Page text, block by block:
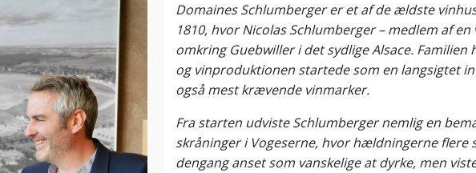
Domaines Schlumberger er et af de ældste
1810, hvor Nicolas Schlumberger – medlem af
omkring Guebwiller i det sydlige Alsace.
og vinproduktionen startede som en langsigtet
også mest krævende vinmarker.
Fra starten udviste Schlumberger nemlig en
skråninger i Vogeserne, hvor hældningerne flere
dengang anset som vanskelige at dyrke, men